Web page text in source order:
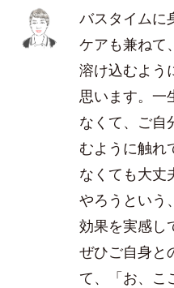
バスタイムに
ケアも兼ねて
溶け込むよう
思います。一
なくて、ご自
むように触れ
なくても大丈
やろうという
効果を実感し
ぜひご自身と
て、「お、こ